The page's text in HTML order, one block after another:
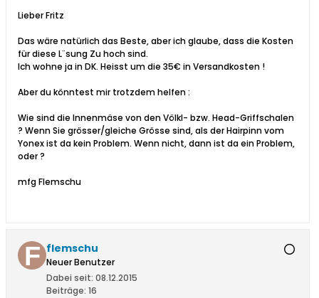
Lieber Fritz
Das wäre natürlich das Beste, aber ich glaube, dass die Kosten
für diese L¨sung Zu hoch sind.
Ich wohne ja in DK. Heisst um die 35€ in Versandkosten !
Aber du könntest mir trotzdem helfen :
Wie sind die Innenmäse von den Völkl- bzw. Head-Griffschalen
? Wenn Sie grösser/gleiche Grösse sind, als der Hairpinn vom
Yonex ist da kein Problem. Wenn nicht, dann ist da ein Problem,
oder ?
mfg Flemschu
flemschu
Neuer Benutzer
Dabei seit: 08.12.2015
Beiträge: 16